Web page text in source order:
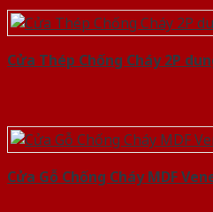
Cửa Thép Chống Cháy 2P
Cửa Gỗ Chống Cháy MDF